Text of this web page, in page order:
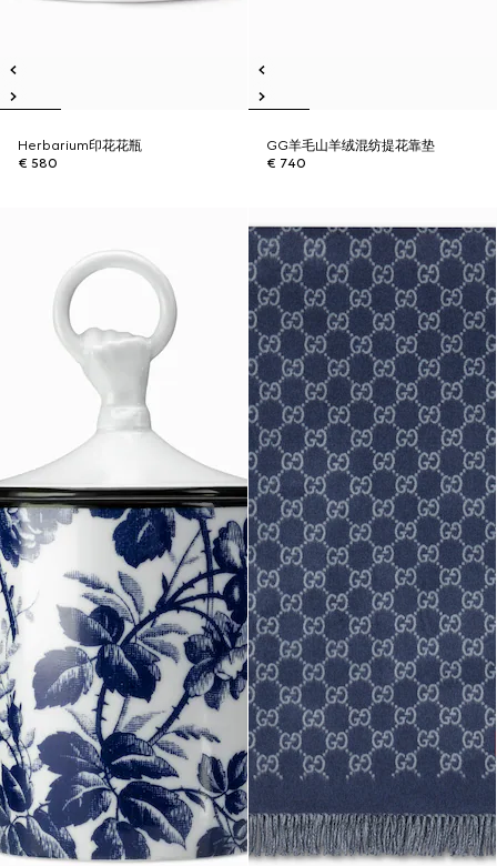
Herbarium印花花瓶
€ 580
GG羊毛山羊绒混纺提花靠垫
€ 740